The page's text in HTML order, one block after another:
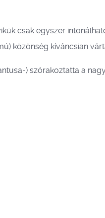
csak egyszer
közönség kíváncsian
) szórakoztatta a